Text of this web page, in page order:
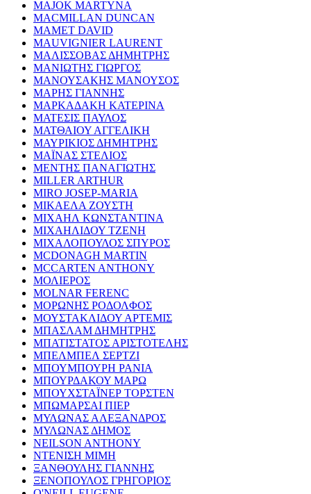
MAJOK MARTYNA
MACMILLAN DUNCAN
MAMET DAVID
MAUVIGNIER LAURENT
ΜΑΛΙΣΣΟΒΑΣ ΔΗΜΗΤΡΗΣ
ΜΑΝΙΩΤΗΣ ΓΙΩΡΓΟΣ
ΜΑΝΟΥΣΑΚΗΣ ΜΑΝΟΥΣΟΣ
ΜΑΡΗΣ ΓΙΑΝΝΗΣ
ΜΑΡΚΑΔΑΚΗ ΚΑΤΕΡΙΝΑ
ΜΑΤΕΣΙΣ ΠΑΥΛΟΣ
ΜΑΤΘΑΙΟΥ ΑΓΓΕΛΙΚΗ
ΜΑΥΡΙΚΙΟΣ ΔΗΜΗΤΡΗΣ
ΜΑΪΝΑΣ ΣΤΕΛΙΟΣ
ΜΕΝΤΗΣ ΠΑΝΑΓΙΩΤΗΣ
MILLER ARTHUR
MIRO JOSEP-MARIA
ΜΙΚΑΕΛΑ ΖΟΥΣΤΗ
ΜΙΧΑΗΛ ΚΩΝΣΤΑΝΤΙΝΑ
ΜΙΧΑΗΛΙΔΟΥ ΤΖΕΝΗ
ΜΙΧΑΛΟΠΟΥΛΟΣ ΣΠΥΡΟΣ
MCDONAGH MARTIN
MCCARTEN ANTHONY
ΜΟΛΙΕΡΟΣ
MOLNAR FERENC
ΜΟΡΩΝΗΣ ΡΟΔΟΛΦΟΣ
ΜΟΥΣΤΑΚΛΙΔΟΥ ΑΡΤΕΜΙΣ
ΜΠΑΣΛΑΜ ΔΗΜΗΤΡΗΣ
ΜΠΑΤΙΣΤΑΤΟΣ ΑΡΙΣΤΟΤΕΛΗΣ
ΜΠΕΛΜΠΕΛ ΣΕΡΤΖΙ
ΜΠΟΥΜΠΟΥΡΗ ΡΑΝΙΑ
ΜΠΟΥΡΔΑΚΟΥ ΜΑΡΩ
ΜΠΟΥΧΣΤΑΪΝΕΡ ΤΟΡΣΤΕΝ
ΜΠΩΜΑΡΣΑΙ ΠΙΕΡ
ΜΥΛΩΝΑΣ ΑΛΕΞΑΝΔΡΟΣ
ΜΥΛΩΝΑΣ ΔΗΜΟΣ
NEILSON ANTHONY
ΝΤΕΝΙΣΗ ΜΙΜΗ
ΞΑΝΘΟΥΛΗΣ ΓΙΑΝΝΗΣ
ΞΕΝΟΠΟΥΛΟΣ ΓΡΗΓΟΡΙΟΣ